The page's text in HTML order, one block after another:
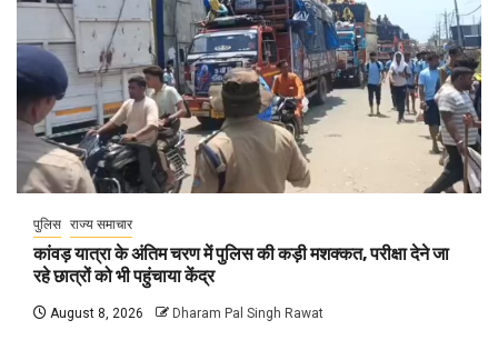
पुलिस राज्य समाचार
कांवड़ यात्रा के अंतिम चरण में पुलिस की कड़ी मशक्कत, परीक्षा देने जा
रहे छात्रों को भी पहुंचाया केंद्र
August 8, 2026 Dharam Pal Singh Rawat